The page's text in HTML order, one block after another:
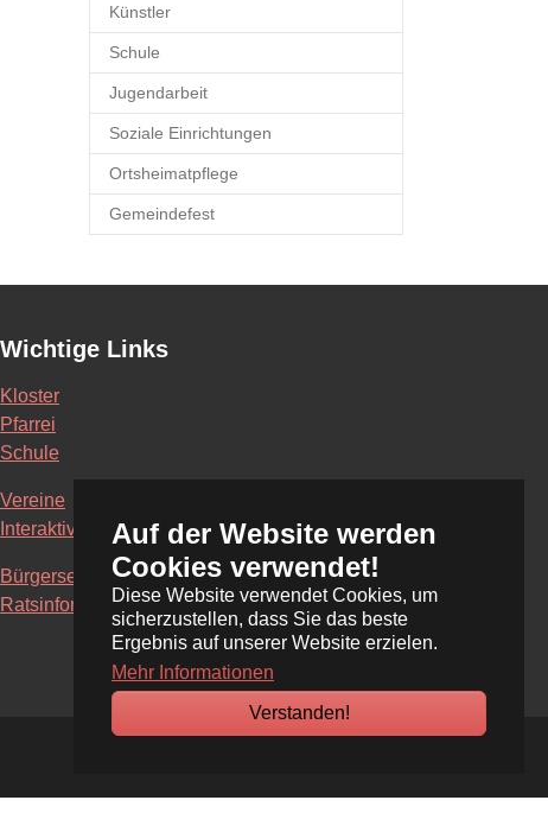
Auf der Website werden
Cookies verwendet!
Diese Website verwendet Cookies, um
sicherzustellen, dass Sie das beste
Ergebnis auf unserer Website erzielen.
Mehr Informationen
Verstanden!
Künstler
Schule
Jugendarbeit
Soziale Einrichtungen
Ortsheimatpflege
Gemeindefest
Wichtige Links
Kloster
Pfarrei
Schule
Vereine
Interaktive Karte
Bürgerservice Online
Ratsinformationssystem